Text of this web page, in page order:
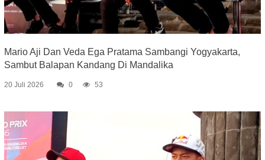
Mario Aji Dan Veda Ega Pratama Sambangi Yogyakarta,
Sambut Balapan Kandang Di Mandalika
20 Juli 2026 0 53